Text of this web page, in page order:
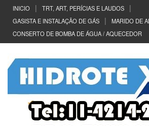
Conteúdo
Pular
menu
principal
INICIO
TRT, ART, PERÍCIAS E LAUDOS
GASISTA E INSTALAÇÃO DE GÁS
MARIDO DE
CONSERTO DE BOMBA DE ÁGUA / AQUECEDOR